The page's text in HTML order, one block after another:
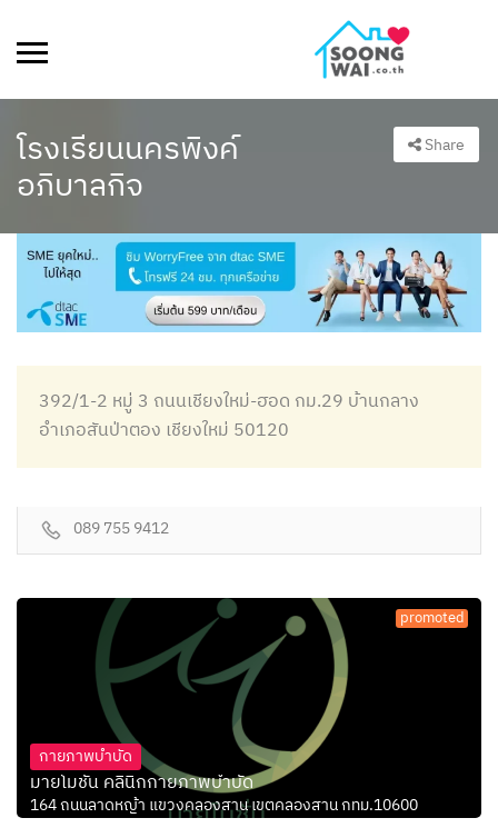
โรงเรียนนครพิงค์
อภิบาลกิจ
Share
392/1-2 หมู่ 3 ถนนเชียงใหม่​-ฮอด กม.29 บ้านกลาง
อำเภอสันป่าตอง เชียงใหม่ 50120
089 755 9412
promoted
กายภาพบำบัด
มายโมชั่น คลินิกกายภาพบำบัด
164 ถนนลาดหญ้า แขวงคลองสาน เขตคลองสาน กทม.10600